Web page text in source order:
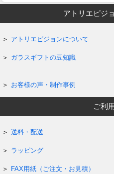
アトリエピジ
アトリエピジョンについて
ガラスギフトの豆知識
お客様の声・制作事例
ご利
送料・配送
ラッピング
FAX用紙（ご注文・お見積）